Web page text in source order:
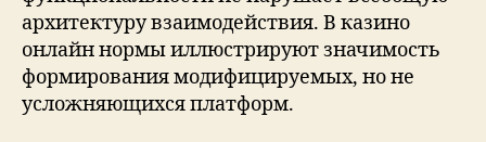
архитектуру взаимодействия. В казино
онлайн нормы иллюстрируют значимость
формирования модифицируемых, но не
усложняющихся платформ.